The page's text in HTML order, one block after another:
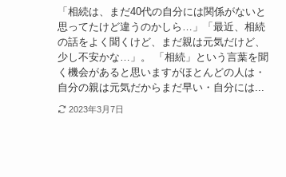
「相続は、まだ40代の自分には関係がないと
思ってたけど違うのかしら…」「最近、相続
の話をよく聞くけど、まだ親は元気だけど、
少し不安かな…」。 「相続」という言葉を聞
く機会があると思いますがほとんどの人は・
自分の親は元気だからまだ早い・自分には...
2023年3月7日